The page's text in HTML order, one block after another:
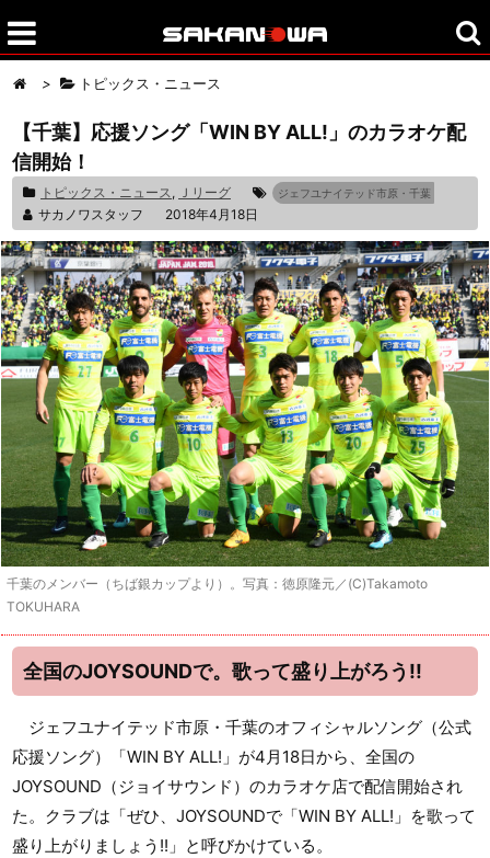
> トピックス・ニュース
【千葉】応援ソング「WIN BY ALL!」のカラオケ配
信開始！
トピックス・ニュース, Ｊリーグ ジェフユナイテッド市原・千葉
サカノワスタッフ 2018年4月18日
千葉のメンバー（ちば銀カップより）。写真：徳原隆元／(C)Takamoto
TOKUHARA
全国のJOYSOUNDで。歌って盛り上がろう!!
ジェフユナイテッド市原・千葉のオフィシャルソング（公式
応援ソング）「WIN BY ALL!」が4月18日から、全国の
JOYSOUND（ジョイサウンド）のカラオケ店で配信開始され
た。クラブは「ぜひ、JOYSOUNDで「WIN BY ALL!」を歌って
盛り上がりましょう!!」と呼びかけている。